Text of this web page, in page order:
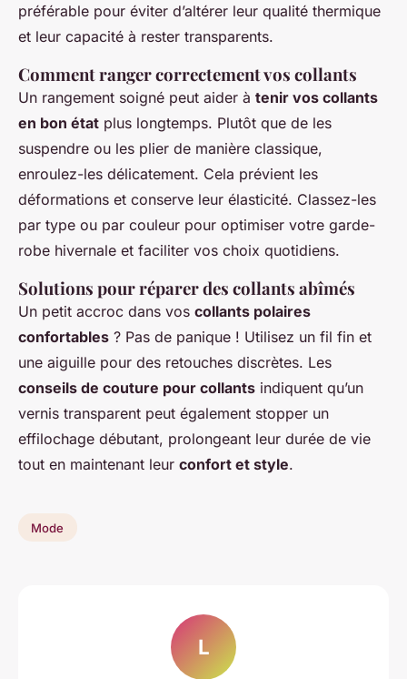
préférable pour éviter d’altérer leur qualité thermique
et leur capacité à rester transparents.
Comment ranger correctement vos collants
Un rangement soigné peut aider à tenir vos collants
en bon état plus longtemps. Plutôt que de les
suspendre ou les plier de manière classique,
enroulez-les délicatement. Cela prévient les
déformations et conserve leur élasticité. Classez-les
par type ou par couleur pour optimiser votre garde-
robe hivernale et faciliter vos choix quotidiens.
Solutions pour réparer des collants abîmés
Un petit accroc dans vos collants polaires
confortables ? Pas de panique ! Utilisez un fil fin et
une aiguille pour des retouches discrètes. Les
conseils de couture pour collants indiquent qu’un
vernis transparent peut également stopper un
effilochage débutant, prolongeant leur durée de vie
tout en maintenant leur confort et style.
Mode
L